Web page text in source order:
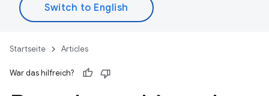
Startseite Articles
War das hilfreich?